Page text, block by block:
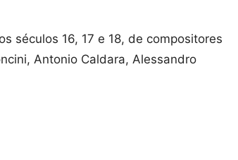
séculos 16, 17 e 18, de compositores
Antonio Caldara, Alessandro